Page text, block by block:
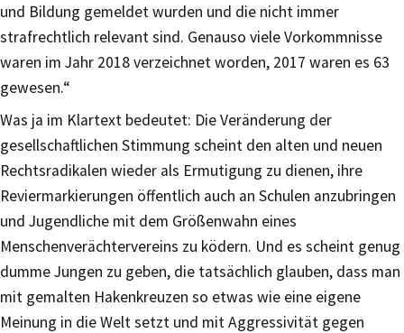
und Bildung gemeldet wurden und die nicht immer
strafrechtlich relevant sind. Genauso viele Vorkommnisse
waren im Jahr 2018 verzeichnet worden, 2017 waren es 63
gewesen.“
Was ja im Klartext bedeutet: Die Veränderung der
gesellschaftlichen Stimmung scheint den alten und neuen
Rechtsradikalen wieder als Ermutigung zu dienen, ihre
Reviermarkierungen öffentlich auch an Schulen anzubringen
und Jugendliche mit dem Größenwahn eines
Menschenverächtervereins zu ködern. Und es scheint genug
dumme Jungen zu geben, die tatsächlich glauben, dass man
mit gemalten Hakenkreuzen so etwas wie eine eigene
Meinung in die Welt setzt und mit Aggressivität gegen